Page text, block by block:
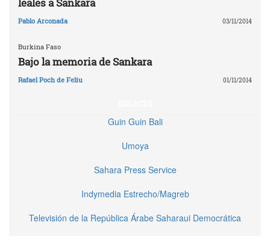
leales a Sankara
Pablo Arconada 03/11/2014
Burkina Faso
Bajo la memoria de Sankara
Rafael Poch de Feliu 01/11/2014
Guin Guin Bali
Umoya
Sahara Press Service
Indymedia Estrecho/Magreb
Televisión de la República Árabe Saharaui Democrática